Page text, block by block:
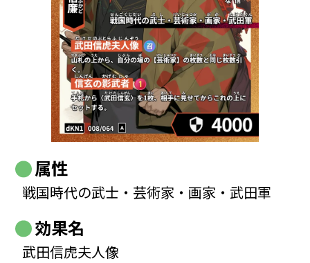
属性
戦国時代の武士・芸術家・画家・武田軍
効果名
武田信虎夫人像